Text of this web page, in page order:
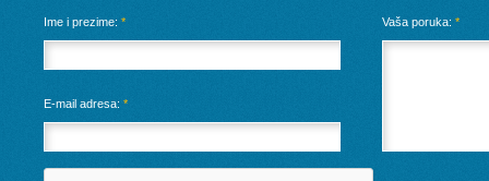
Ime i prezime: *
E-mail adresa: *
Vaša poruka: *